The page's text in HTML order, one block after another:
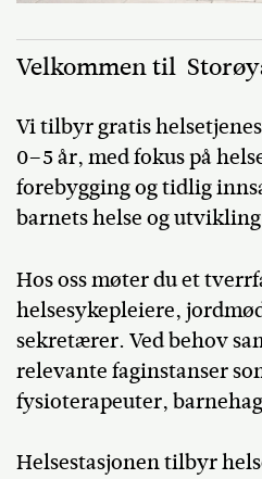
Velkommen til
Vi tilbyr gratis
0–5 år, med fokus på
forebygging og tidlig
barnets helse og
Hos oss møter du et
helsesykepleiere,
sekretærer. Ved behov
relevante faginstanser
fysioterapeuter,
Helsestasjonen tilbyr